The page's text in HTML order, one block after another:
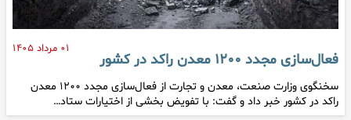
۰۱ مرداد ۱۴۰۵
فعال‌سازی مجدد ۱۲۰۰ معدن راکد در کشور
سخنگوی وزارت صنعت، معدن و تجارت از فعال‌سازی مجدد ۱۲۰۰ معدن
راکد در کشور خبر داد و گفت: با تفویض بخشی از اختیارات ستاد…